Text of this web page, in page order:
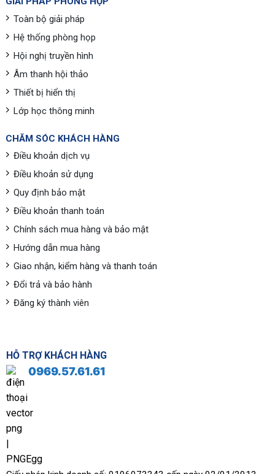
Toàn bộ giải pháp
Hệ thống phòng họp
Hội nghị truyền hình
Âm thanh hội thảo
Thiết bị hiển thị
Lớp học thông minh
CHĂM SÓC KHÁCH HÀNG
Điều khoản dịch vụ
Điều khoản sử dụng
Quy định bảo mật
Điều khoản thanh toán
Chính sách mua hàng và bảo mật
Hướng dẫn mua hàng
Giao nhận, kiểm hàng và thanh toán
Đổi trả và bảo hành
Đăng ký thành viên
HỖ TRỢ KHÁCH HÀNG
0969.57.61.61